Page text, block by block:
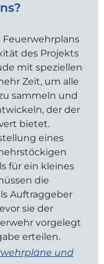
Feuerwehrplans
des Projekts
mit speziellen
Zeit, um alle
sammeln und
der der
bietet.
eines
für ein kleines
die
Auftraggeber
sie der
vorgelegt
erteilen.
und